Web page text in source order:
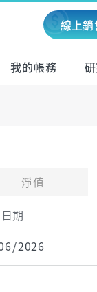
線上
我的帳務
淨值
期